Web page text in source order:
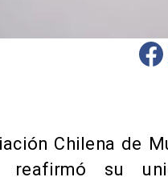
Chilena de
reafirmó su